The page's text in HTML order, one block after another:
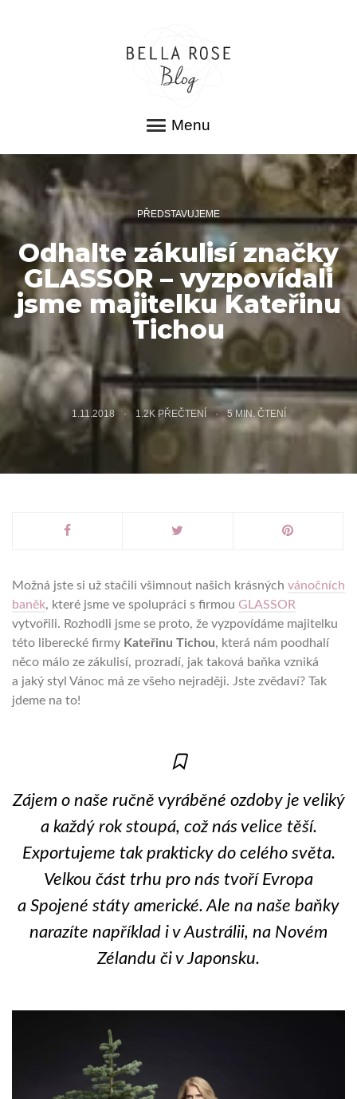
Menu
PŘEDSTAVUJEME
Odhalte zákulisí značky
GLASSOR – vyzpovídali
jsme majitelku Kateřinu
Tichou
1.11.2018 1.2K PŘEČTENÍ 5 MIN. ČTENÍ
Možná jste si už stačili všimnout našich krásných vánočních
baněk, které jsme ve spolupráci s firmou GLASSOR
vytvořili. Rozhodli jsme se proto, že vyzpovídáme majitelku
této liberecké firmy Kateřinu Tichou, která nám poodhalí
něco málo ze zákulisí, prozradí, jak taková baňka vzniká
a jaký styl Vánoc má ze všeho nejraději. Jste zvědaví? Tak
jdeme na to!
Zájem o naše ručně vyráběné ozdoby je veliký
a každý rok stoupá, což nás velice těší.
Exportujeme tak prakticky do celého světa.
Velkou část trhu pro nás tvoří Evropa
a Spojené státy americké. Ale na naše baňky
narazíte například i v Austrálii, na Novém
Zélandu či v Japonsku.